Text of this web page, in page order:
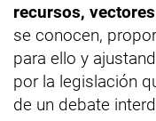
recursos,
se conocen,
para ello y
por la legislación
de un debate